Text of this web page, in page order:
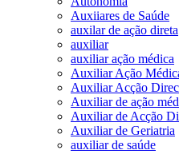
Auxiiares de Saúde
auxilar de ação direta
auxiliar
auxiliar ação médica
Auxiliar Ação
Auxiliar Acção
Auxiliar de ação
Auxiliar de Acção
Auxiliar de Geriatria
auxiliar de saúde